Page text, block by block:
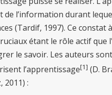
l’information durant
(Tardif, 1997). Ce constat
étant le rôle actif
le savoir. Les auteurs
l’apprentissage[1] (D.
2011) :